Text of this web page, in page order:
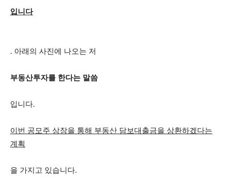
입니다
. 아래의 사진에 나오는 저
부동산투자를 한다는 말씀
입니다.
이번 공모주 상장을 통해 부동산 담보대출금을 상환하겠다는
계획
을 가지고 있습니다.